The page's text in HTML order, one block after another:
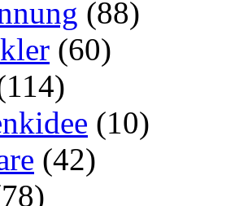
(88)
(60)
(10)
(42)